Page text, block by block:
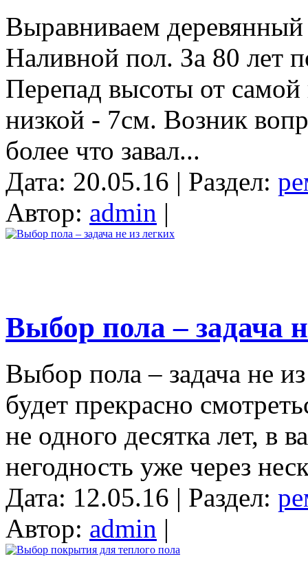
Выравниваем
Наливной пол. За 80 лет
Перепад высоты от
низкой - 7см. Возник
более что завал...
Дата: 20.05.16 | Раздел:
Автор: admin |
Выбор пола – задача
Выбор пола – задача не
будет прекрасно
не одного десятка лет, в
негодность уже через
Дата: 12.05.16 | Раздел:
Автор: admin |